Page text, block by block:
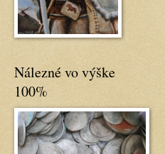
Nálezné vo výške
100%